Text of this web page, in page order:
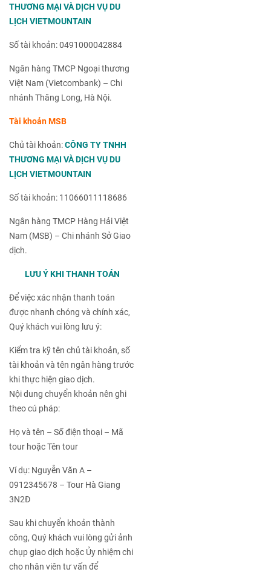
THƯƠNG MẠI VÀ DỊCH VỤ DU
LỊCH VIETMOUNTAIN
Số tài khoản: 0491000042884
Ngân hàng TMCP Ngoại thương
Việt Nam (Vietcombank) – Chi
nhánh Thăng Long, Hà Nội.
Tài khoản MSB
Chủ tài khoản:CÔNG TY TNHH
THƯƠNG MẠI VÀ DỊCH VỤ DU
LỊCH VIETMOUNTAIN
Số tài khoản: 11066011118686
Ngân hàng TMCP Hàng Hải Việt
Nam (MSB) – Chi nhánh Sở Giao
dịch.
LƯU Ý KHI THANH TOÁN
Để việc xác nhận thanh toán
được nhanh chóng và chính xác,
Quý khách vui lòng lưu ý:
Kiểm tra kỹ tên chủ tài khoản, số
tài khoản và tên ngân hàng trước
khi thực hiện giao dịch.
Nội dung chuyển khoản nên ghi
theo cú pháp:
Họ và tên – Số điện thoại – Mã
tour hoặc Tên tour
Ví dụ: Nguyễn Văn A –
0912345678 – Tour Hà Giang
3N2Đ
Sau khi chuyển khoản thành
công, Quý khách vui lòng gửi ảnh
chụp giao dịch hoặc Ủy nhiệm chi
cho nhân viên tư vấn để